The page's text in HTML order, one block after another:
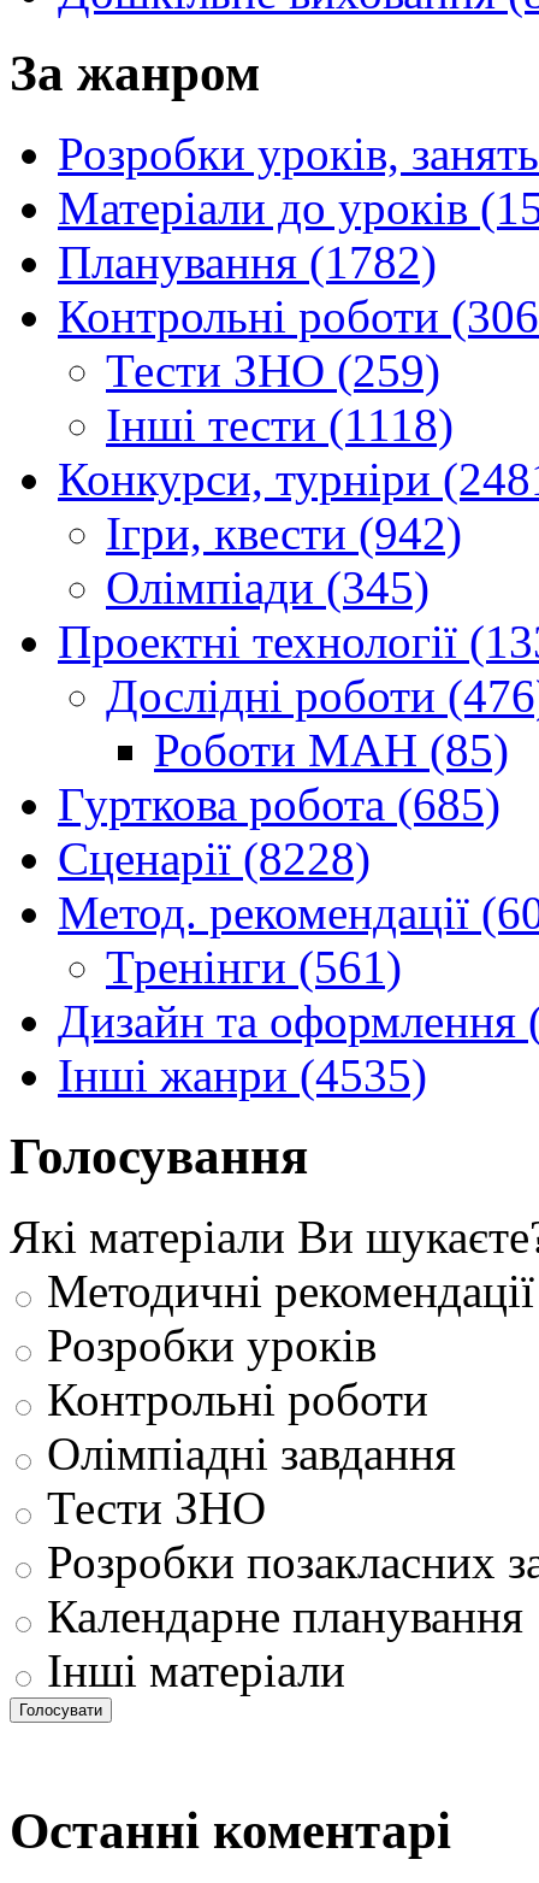
За жанром
Розробки уроків,
Матеріали до уроків
Планування (1782)
Контрольні роботи
Тести ЗНО (259)
Інші тести (1118)
Конкурси, турніри
Ігри, квести (942)
Олімпіади (345)
Проектні технології
Дослідні роботи
Роботи МАН (85)
Гурткова робота (685)
Сценарії (8228)
Метод. рекомендації
Тренінги (561)
Дизайн та оформлення
Інші жанри (4535)
Голосування
Які матеріали Ви
Методичні рекомендації
Розробки уроків
Контрольні роботи
Олімпіадні завдання
Тести ЗНО
Розробки позакласних
Календарне планування
Інші матеріали
Останні коментарі